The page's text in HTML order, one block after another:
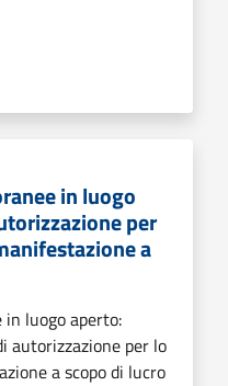
in luogo
per
a
luogo aperto:
autorizzazione per lo
a scopo di lucro